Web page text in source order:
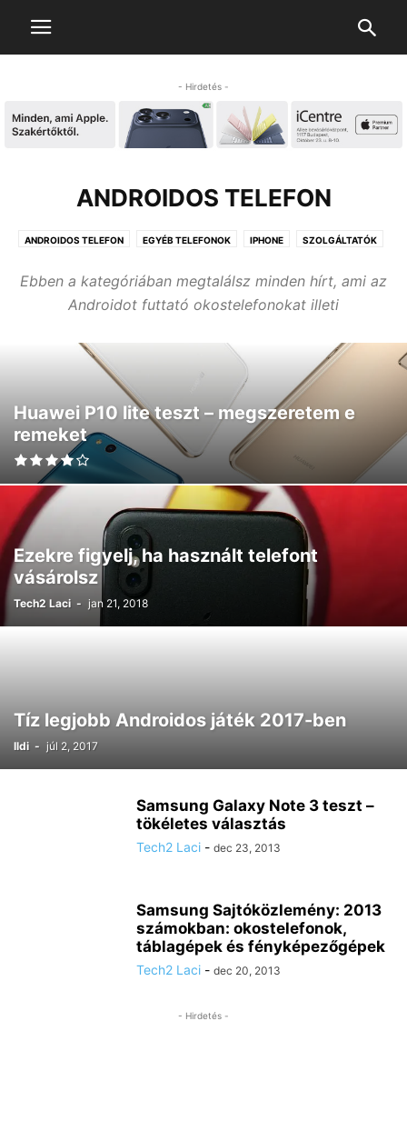
- Hirdetés -
ANDROIDOS TELEFON
ANDROIDOS TELEFON EGYÉB TELEFONOK IPHONE SZOLGÁLTATÓK
Ebben a kategóriában megtalálsz minden hírt, ami az
Androidot futtató okostelefonokat illeti
Huawei P10 lite teszt – megszeretem e
remeket
Ezekre figyelj, ha használt telefont
vásárolsz
Tech2 Laci - jan 21, 2018
Tíz legjobb Androidos játék 2017-ben
Ildi - júl 2, 2017
Samsung Galaxy Note 3 teszt –
tökéletes választás
Tech2 Laci - dec 23, 2013
Samsung Sajtóközlemény: 2013
számokban: okostelefonok,
táblagépek és fényképezőgépek
Tech2 Laci - dec 20, 2013
- Hirdetés -